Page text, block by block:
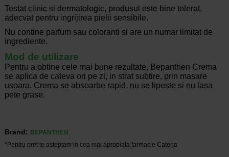
Testat clinic si dermatologic, produsul este bine tolerat,
adecvat pentru ingrijirea pielii sensibile.
Nu contine parfum sau coloranti si are un numar limitat de
ingrediente.
Mod de utilizare
Pentru a obtine cele mai bune rezultate, Bepanthen Crema
se aplica de cateva ori pe zi, in strat subtire, prin masare
usoara. Crema se absoarbe rapid, nu se lipeste si nu lasa
pete grase.
Brand:
BEPANTHEN
*Pentru pret te asteptam in cea mai apropiata farmacie Catena